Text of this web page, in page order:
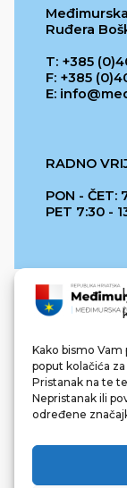
Kako bismo
poput kolačića
Pristanak na te
Nepristanak ili
određene
Ruđera
T: +385
F: +385
E:
RADNO
PON - ČET:
PET 7:30 -